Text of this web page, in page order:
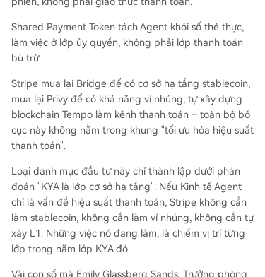
Shared Payment Token tách Agent khỏi số thẻ thực,
làm việc ở lớp ủy quyền, không phải lớp thanh toán
bù trừ.
Stripe mua lại Bridge để có cơ sở hạ tầng stablecoin,
mua lại Privy để có khả năng ví nhúng, tự xây dựng
blockchain Tempo làm kênh thanh toán – toàn bộ bố
cục này không nằm trong khung "tối ưu hóa hiệu suất
thanh toán".
Loại danh mục đầu tư này chỉ thành lập dưới phán
đoán "KYA là lớp cơ sở hạ tầng". Nếu Kinh tế Agent
chỉ là vấn đề hiệu suất thanh toán, Stripe không cần
làm stablecoin, không cần làm ví nhúng, không cần tự
xây L1. Những việc nó đang làm, là chiếm vị trí từng
lớp trong năm lớp KYA đó.
Vài con số mà Emily Glassberg Sands, Trưởng phòng